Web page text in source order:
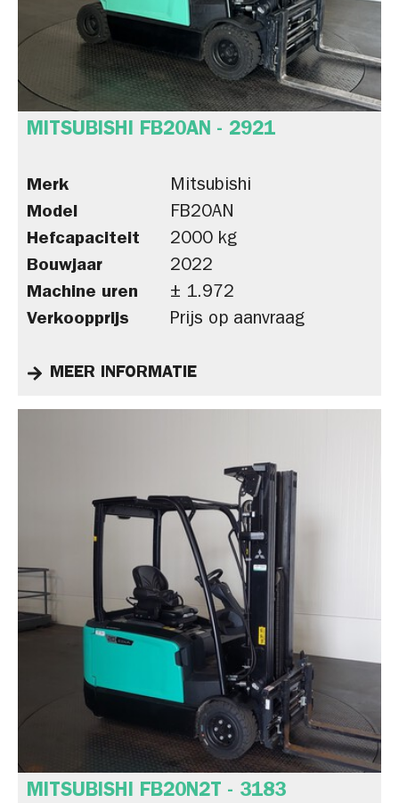
MITSUBISHI FB20AN - 2921
Merk
Mitsubishi
Model
FB20AN
Hefcapaciteit
2000 kg
Bouwjaar
2022
Machine uren
± 1.972
Verkoopprijs
Prijs op aanvraag
MEER INFORMATIE
MITSUBISHI FB20N2T - 3183